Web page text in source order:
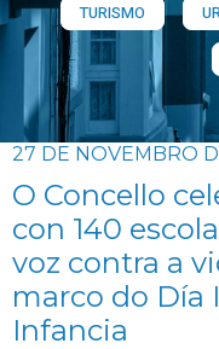
TURISMO
27 DE NOVEMBRO
O Concello
con 140
voz contra a
marco do Día
Infancia